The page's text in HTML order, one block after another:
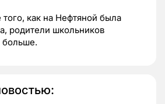
как на Нефтяной была
родители школьников